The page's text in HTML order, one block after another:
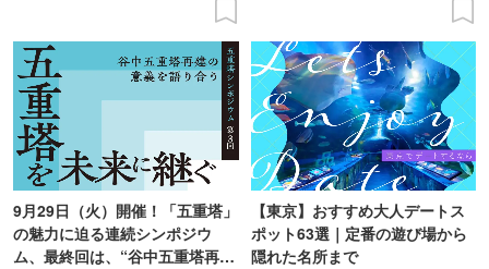
9月29日（火）開催！「五重塔」
の魅力に迫る連続シンポジウ
ム、最終回は、“谷中五重塔再建
【東京】おすすめ大人デートス
ポット63選｜定番の遊び場から
隠れた名所まで